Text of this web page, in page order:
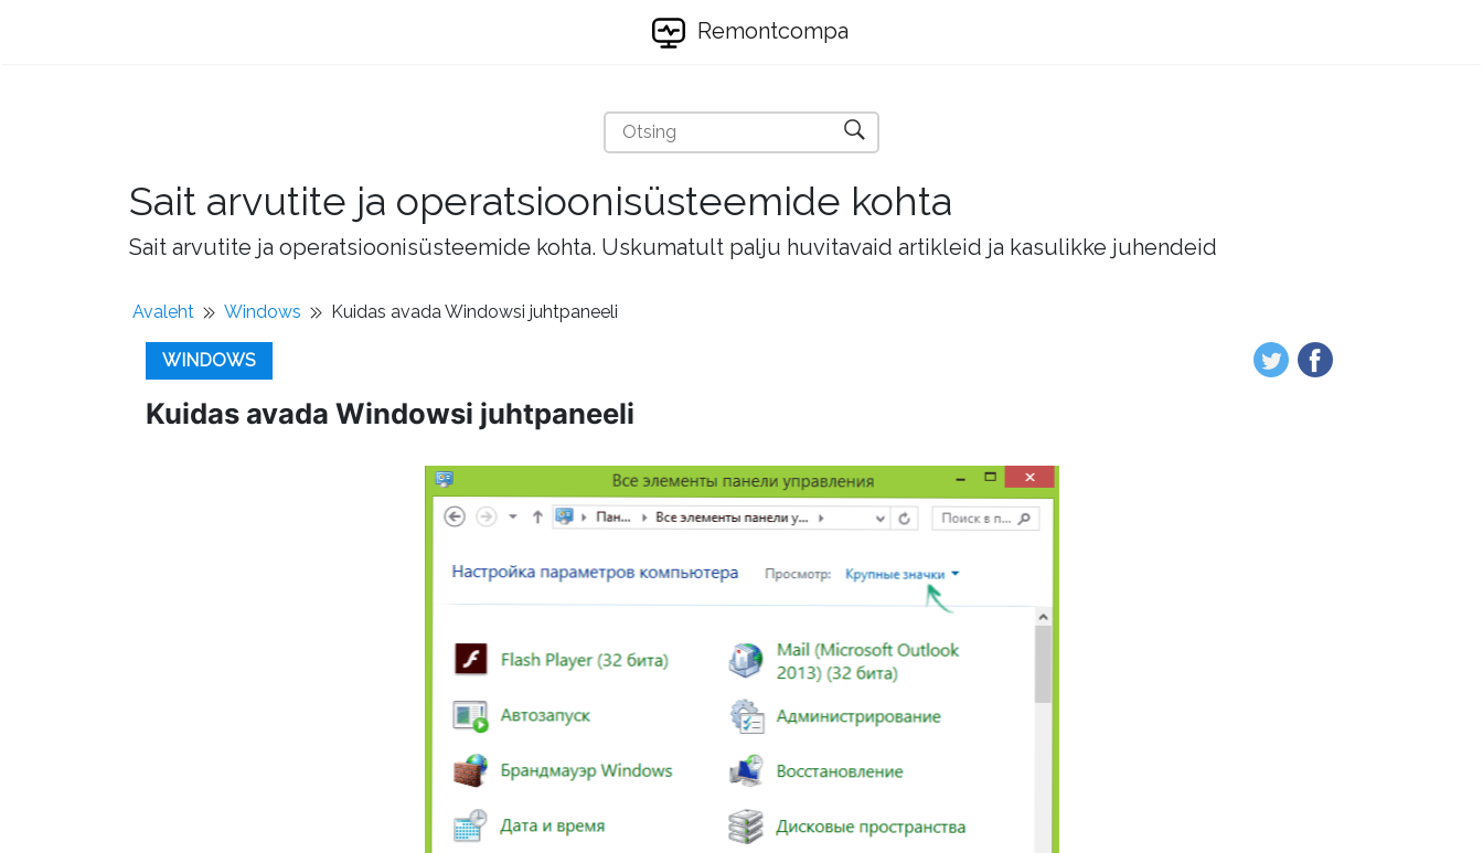
Remontcompa
Sait arvutite ja operatsioonisüsteemide kohta
Sait arvutite ja operatsioonisüsteemide kohta. Uskumatult palju huvitavaid artikleid ja kasulikke juhendeid
Avaleht Windows Kuidas avada Windowsi juhtpaneeli
WINDOWS
Kuidas avada Windowsi juhtpaneeli